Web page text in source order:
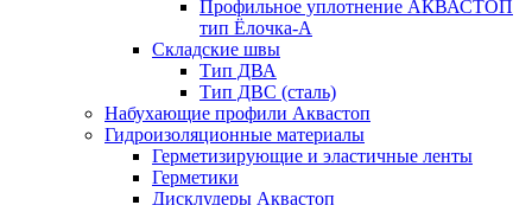
Профильное уплотнение АКВАСТОП
тип Ёлочка-А
Складские швы
Тип ДВА
Тип ДВС (сталь)
Набухающие профили Аквастоп
Гидроизоляционные материалы
Герметизирующие и эластичные ленты
Герметики
Дисклудеры Аквастоп